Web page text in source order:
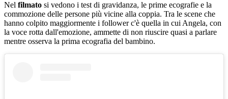
Nel filmato si vedono i test di gravidanza, le prime ecografie e la
commozione delle persone più vicine alla coppia. Tra le scene che
hanno colpito maggiormente i follower c'è quella in cui Angela, con
la voce rotta dall'emozione, ammette di non riuscire quasi a parlare
mentre osserva la prima ecografia del bambino.